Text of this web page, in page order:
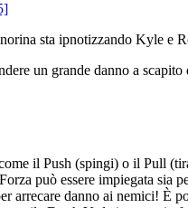
sta ipnotizzando Kyle e
un grande danno a
il Push (spingi) o il Pull
può essere impiegata sia
arrecare danno ai nemici! È